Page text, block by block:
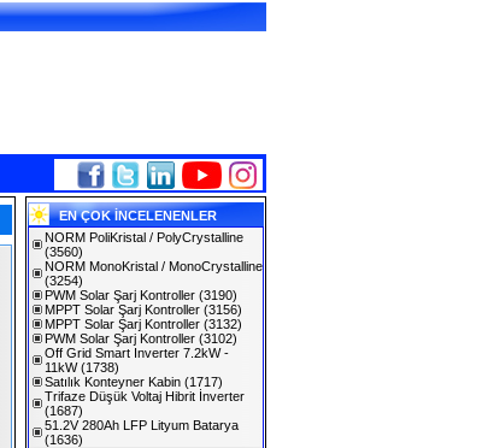
EN ÇOK İNCELENENLER
NORM PoliKristal / PolyCrystalline
(3560)
NORM MonoKristal / MonoCrystalline
(3254)
PWM Solar Şarj Kontroller (3190)
MPPT Solar Şarj Kontroller (3156)
MPPT Solar Şarj Kontroller (3132)
PWM Solar Şarj Kontroller (3102)
Off Grid Smart Inverter 7.2kW -
11kW(1738)
Satılık Konteyner Kabin (1717)
Trifaze Düşük Voltaj Hibrit İnverter
(1687)
51.2V 280Ah LFP Lityum Batarya
(1636)